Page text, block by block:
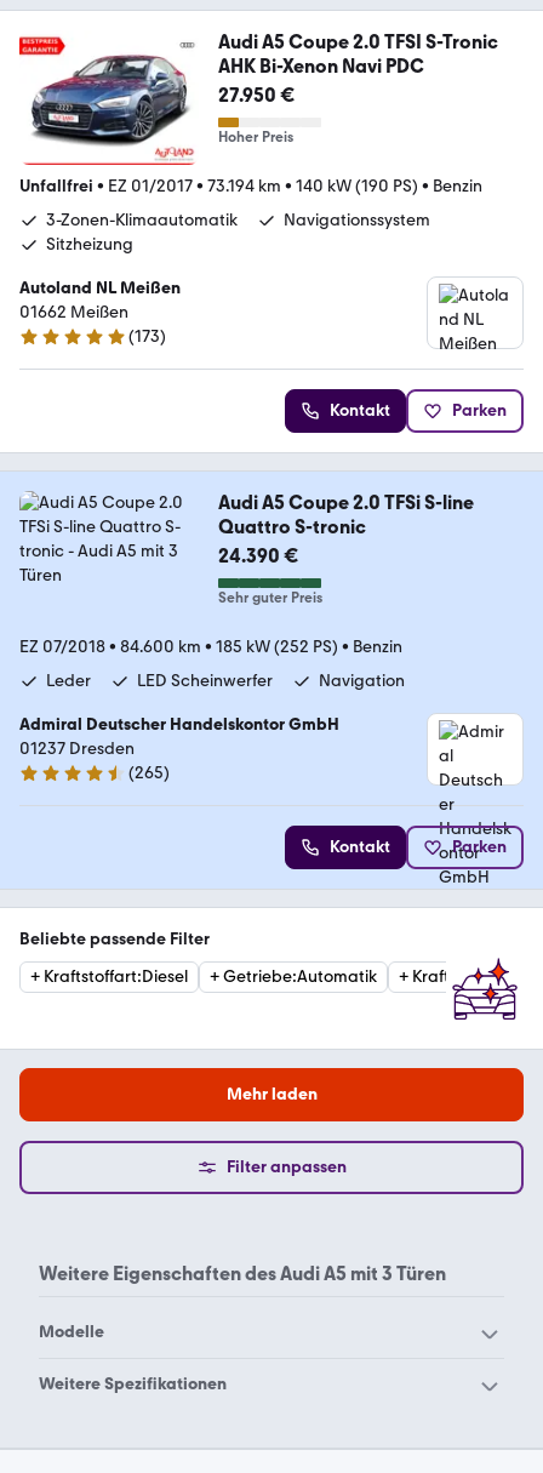
Audi A5 Coupe 2.0 TFSI S-Tronic
AHK Bi-Xenon Navi PDC
27.950 €
Hoher Preis
Unfallfrei • EZ 01/2017• 73.194 km • 140 kW (190 PS) • Benzin
3-Zonen-Klimaautomatik
Navigationssystem
Sitzheizung
Autoland NL Meißen
01662 Meißen
4.8 Sterne
(173)
Kontakt Parken
Audi A5 Coupe 2.0 TFSi S-line
Quattro S-tronic
24.390 €
Sehr guter Preis
EZ 07/2018• 84.600 km • 185 kW (252 PS) • Benzin
Leder
LED Scheinwerfer Navigation
Admiral Deutscher Handelskontor GmbH
01237 Dresden
4.6 Sterne
(265)
Kontakt Parken
Beliebte passende Filter
+ Kraftstoffart:Diesel +Getriebe:Automatik + Kraftstoffart:
Mehr laden
Filter anpassen
Weitere Eigenschaften desAudi A5 mit 3 Türen
Modelle
Audi 100
Audi A1
Audi A2
Weitere Spezifikationen